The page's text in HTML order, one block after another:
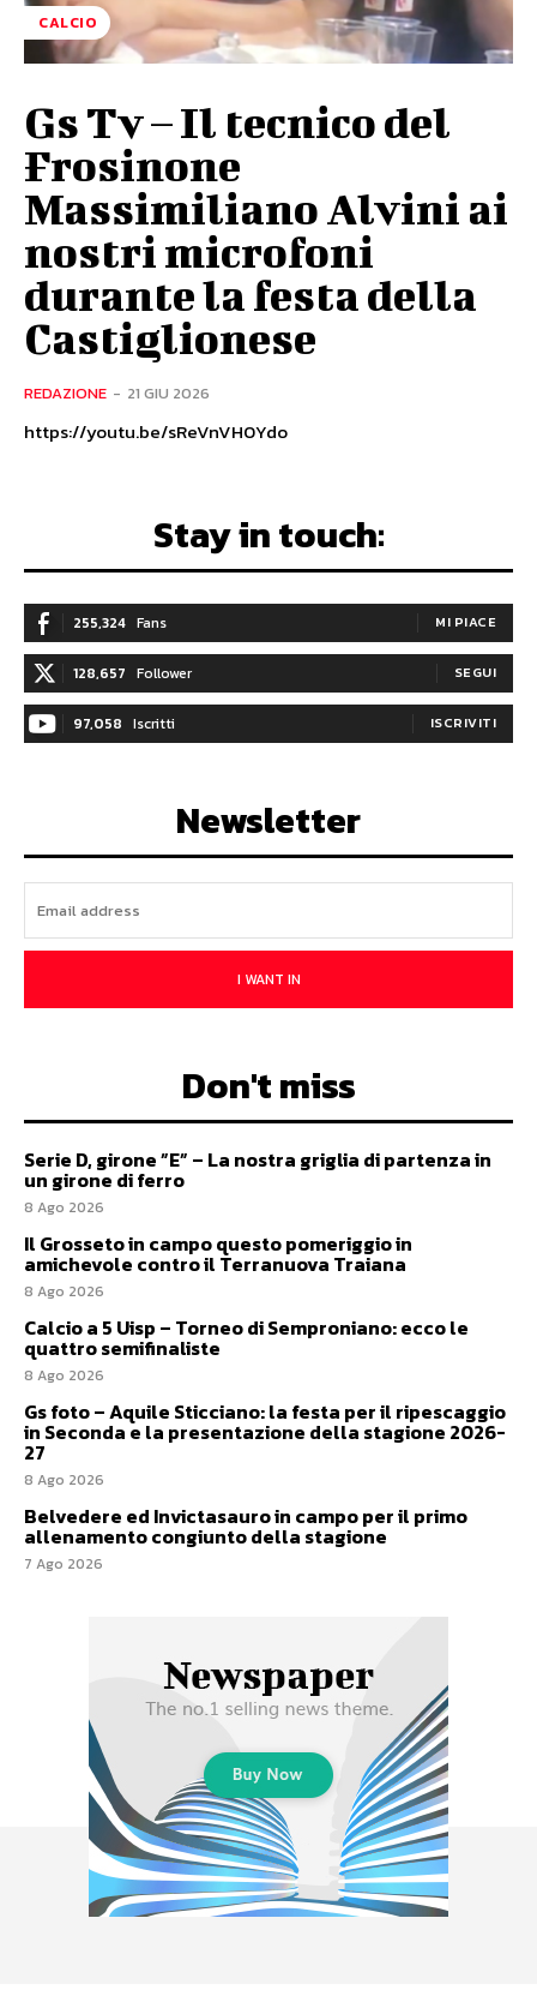
CALCIO
Gs Tv – Il tecnico del
Frosinone
Massimiliano Alvini ai
nostri microfoni
durante la festa della
Castiglionese
REDAZIONE - 21 GIU 2026
https://youtu.be/sReVnVH0Ydo
Stay in touch:
255,324 Fans MI PIACE
128,657 Follower SEGUI
97,058 Iscritti ISCRIVITI
Newsletter
I WANT IN
Don't miss
Serie D, girone ”E” – La nostra griglia di partenza in
un girone di ferro
8 Ago 2026
Il Grosseto in campo questo pomeriggio in
amichevole contro il Terranuova Traiana
8 Ago 2026
Calcio a 5 Uisp – Torneo di Semproniano: ecco le
quattro semifinaliste
8 Ago 2026
Gs foto – Aquile Sticciano: la festa per il ripescaggio
in Seconda e la presentazione della stagione 2026-
27
8 Ago 2026
Belvedere ed Invictasauro in campo per il primo
allenamento congiunto della stagione
7 Ago 2026